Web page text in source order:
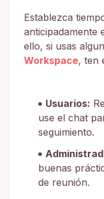
Establezca
anticipadamente
ello, si usas
Workspace, ten
Usuarios:
use el chat
seguimiento.
buenas
de reunión.